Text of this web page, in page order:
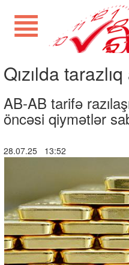
Qızılda tarazlıq
AB-AB tarifə
öncəsi qiymətlər
28.07.25 13:52